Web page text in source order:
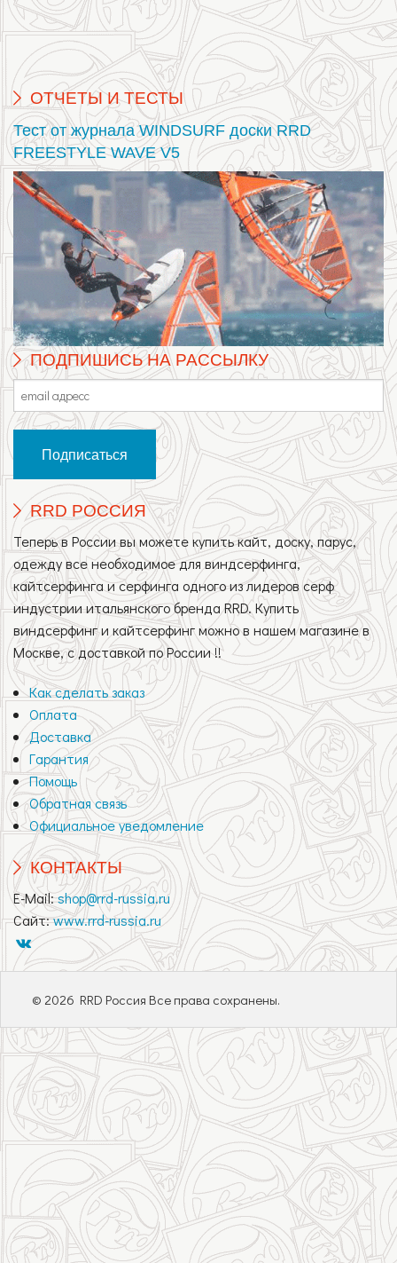
ОТЧЕТЫ И ТЕСТЫ
Тест от журнала WINDSURF доски RRD
FREESTYLE WAVE V5
ПОДПИШИСЬ НА РАССЫЛКУ
RRD РОССИЯ
Теперь в России вы можете купить кайт, доску, парус,
одежду все необходимое для виндсерфинга,
кайтсерфинга и серфинга одного из лидеров серф
индустрии итальянского бренда RRD. Купить
виндсерфинг и кайтсерфинг можно в нашем магазине в
Москве, с доставкой по России !!
Как сделать заказ
Оплата
Доставка
Гарантия
Помощь
Обратная связь
Официальное уведомление
КОНТАКТЫ
E-Mail:shop@rrd-russia.ru
Сайт:www.rrd-russia.ru
© 2026 RRD Россия Все права сохранены.